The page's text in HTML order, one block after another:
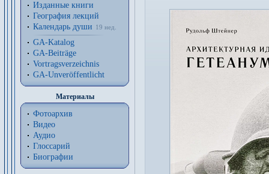
Изданные книги
География лекций
Календарь души
19 нед.
GA-Katalog
GA-Beiträge
Vortragsverzeichnis
GA-Unveröffentlicht
Материалы
Фотоархив
Видео
Аудио
Глоссарий
Биографии